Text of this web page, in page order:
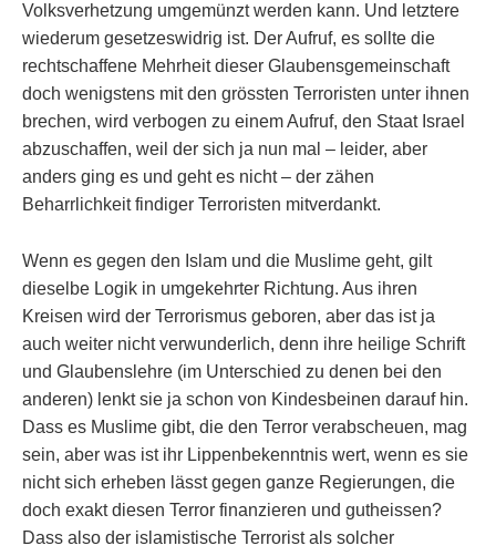
Volksverhetzung umgemünzt werden kann. Und letztere
wiederum gesetzeswidrig ist. Der Aufruf, es sollte die
rechtschaffene Mehrheit dieser Glaubensgemeinschaft
doch wenigstens mit den grössten Terroristen unter ihnen
brechen, wird verbogen zu einem Aufruf, den Staat Israel
abzuschaffen, weil der sich ja nun mal – leider, aber
anders ging es und geht es nicht – der zähen
Beharrlichkeit findiger Terroristen mitverdankt.
Wenn es gegen den Islam und die Muslime geht, gilt
dieselbe Logik in umgekehrter Richtung. Aus ihren
Kreisen wird der Terrorismus geboren, aber das ist ja
auch weiter nicht verwunderlich, denn ihre heilige Schrift
und Glaubenslehre (im Unterschied zu denen bei den
anderen) lenkt sie ja schon von Kindesbeinen darauf hin.
Dass es Muslime gibt, die den Terror verabscheuen, mag
sein, aber was ist ihr Lippenbekenntnis wert, wenn es sie
nicht sich erheben lässt gegen ganze Regierungen, die
doch exakt diesen Terror finanzieren und gutheissen?
Dass also der islamistische Terrorist als solcher